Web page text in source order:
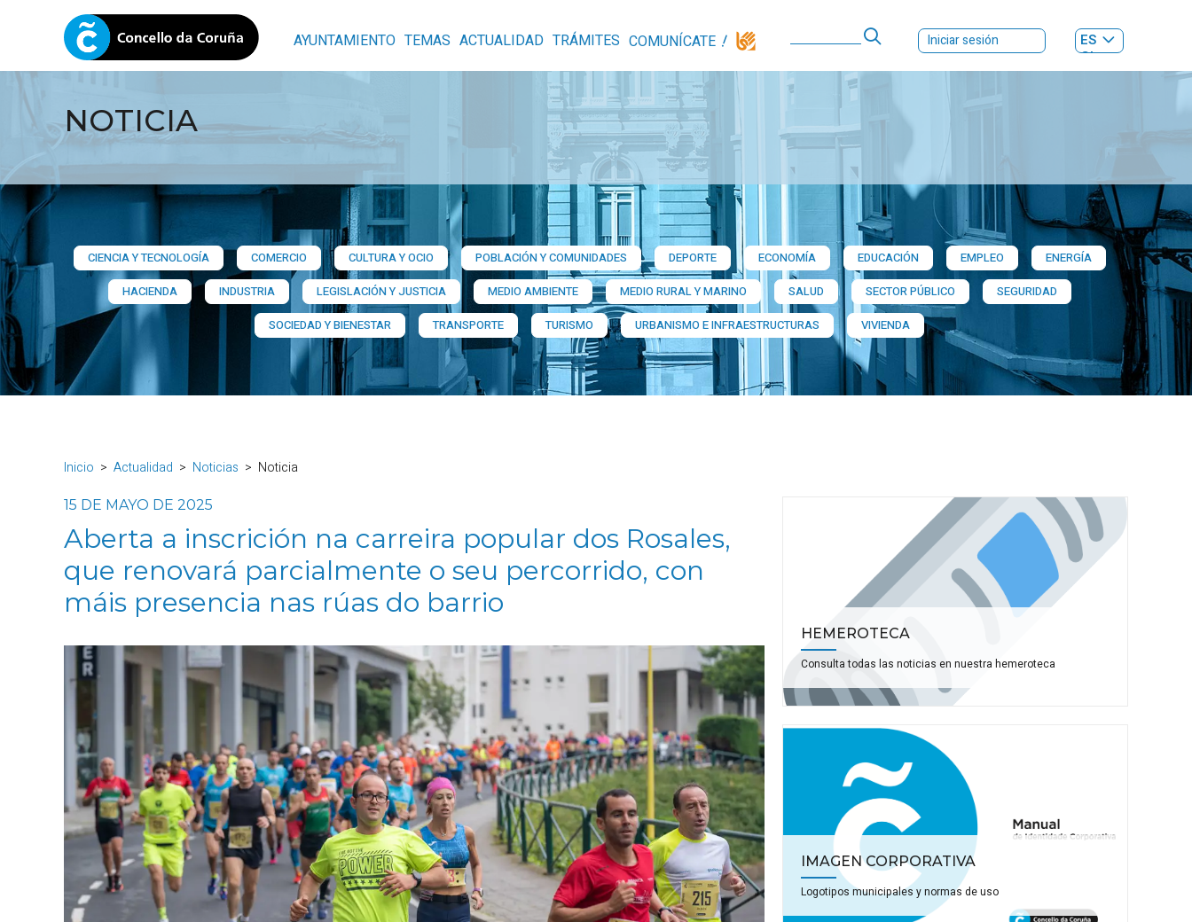
AYUNTAMIENTO TEMAS ACTUALIDAD TRÁMITES COMUNÍCATE Iniciar sesión
ES
GL
NOTICIA
CIENCIA Y TECNOLOGÍA COMERCIO CULTURA Y OCIO POBLACIÓN Y COMUNIDADES DEPORTE ECONOMÍA EDUCACIÓN EMPLEO
ENERGÍA
HACIENDA
INDUSTRIA LEGISLACIÓN Y JUSTICIA MEDIO AMBIENTE MEDIO RURAL Y MARINO SALUD SECTOR PÚBLICO
SEGURIDAD
SOCIEDAD Y BIENESTAR
TRANSPORTE TURISMO URBANISMO E INFRAESTRUCTURAS VIVIENDA
Inicio Actualidad Noticias Noticia
15 DE MAYO DE 2025
Aberta a inscrición na carreira popular dos Rosales,
que renovará parcialmente o seu percorrido, con
máis presencia nas rúas do barrio
HEMEROTECA
Consulta todas las noticias en nuestra hemeroteca
IMAGEN CORPORATIVA
Logotipos municipales y normas de uso